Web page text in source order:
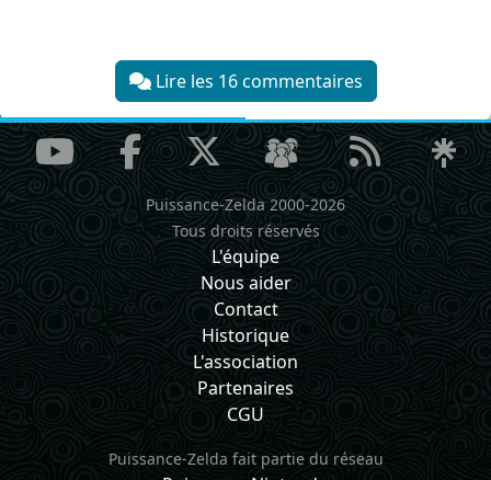
Lire les 16 commentaires
Puissance-Zelda 2000-2026
Tous droits réservés
L'équipe
Nous aider
Contact
Historique
L'association
Partenaires
CGU
Puissance-Zelda fait partie du réseau